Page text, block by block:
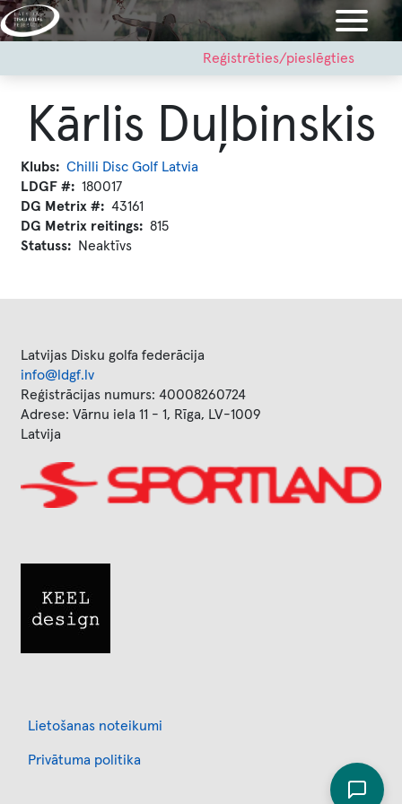
Pārlekt
uz
menu
Reģistrēties/pieslēgties
Kārlis Duļbinskis
Klubs
Chilli Disc Golf Latvia
LDGF #
180017
DG Metrix #
43161
DG Metrix reitings
815
Statuss
Neaktīvs
Latvijas Disku golfa federācija
info@ldgf.lv
Reģistrācijas numurs: 40008260724
Adrese: Vārnu iela 11 - 1, Rīga, LV-1009
Latvija
Image
Lietošanas noteikumi
Privātuma politika